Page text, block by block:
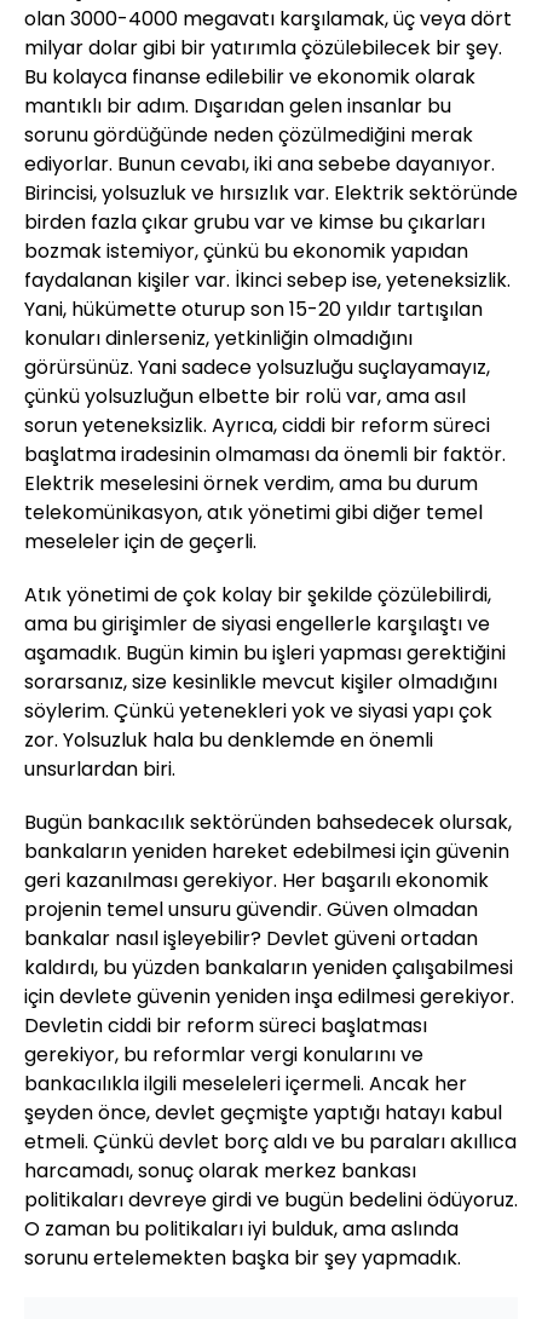
olan 3000-4000 megavatı karşılamak, üç veya dört
milyar dolar gibi bir yatırımla çözülebilecek bir şey.
Bu kolayca finanse edilebilir ve ekonomik olarak
mantıklı bir adım. Dışarıdan gelen insanlar bu
sorunu gördüğünde neden çözülmediğini merak
ediyorlar. Bunun cevabı, iki ana sebebe dayanıyor.
Birincisi, yolsuzluk ve hırsızlık var. Elektrik sektöründe
birden fazla çıkar grubu var ve kimse bu çıkarları
bozmak istemiyor, çünkü bu ekonomik yapıdan
faydalanan kişiler var. İkinci sebep ise, yeteneksizlik.
Yani, hükümette oturup son 15-20 yıldır tartışılan
konuları dinlerseniz, yetkinliğin olmadığını
görürsünüz. Yani sadece yolsuzluğu suçlayamayız,
çünkü yolsuzluğun elbette bir rolü var, ama asıl
sorun yeteneksizlik. Ayrıca, ciddi bir reform süreci
başlatma iradesinin olmaması da önemli bir faktör.
Elektrik meselesini örnek verdim, ama bu durum
telekomünikasyon, atık yönetimi gibi diğer temel
meseleler için de geçerli.
Atık yönetimi de çok kolay bir şekilde çözülebilirdi,
ama bu girişimler de siyasi engellerle karşılaştı ve
aşamadık. Bugün kimin bu işleri yapması gerektiğini
sorarsanız, size kesinlikle mevcut kişiler olmadığını
söylerim. Çünkü yetenekleri yok ve siyasi yapı çok
zor. Yolsuzluk hala bu denklemde en önemli
unsurlardan biri.
Bugün bankacılık sektöründen bahsedecek olursak,
bankaların yeniden hareket edebilmesi için güvenin
geri kazanılması gerekiyor. Her başarılı ekonomik
projenin temel unsuru güvendir. Güven olmadan
bankalar nasıl işleyebilir? Devlet güveni ortadan
kaldırdı, bu yüzden bankaların yeniden çalışabilmesi
için devlete güvenin yeniden inşa edilmesi gerekiyor.
Devletin ciddi bir reform süreci başlatması
gerekiyor, bu reformlar vergi konularını ve
bankacılıkla ilgili meseleleri içermeli. Ancak her
şeyden önce, devlet geçmişte yaptığı hatayı kabul
etmeli. Çünkü devlet borç aldı ve bu paraları akıllıca
harcamadı, sonuç olarak merkez bankası
politikaları devreye girdi ve bugün bedelini ödüyoruz.
O zaman bu politikaları iyi bulduk, ama aslında
sorunu ertelemekten başka bir şey yapmadık.